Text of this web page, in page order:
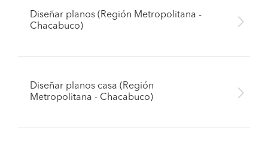
Diseñar planos (Región Metropolitana -
Chacabuco)
Diseñar planos casa (Región
Metropolitana - Chacabuco)